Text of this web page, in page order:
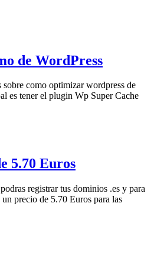
de WordPress
como optimizar wordpress de
es tener el plugin Wp Super Cache
5.70 Euros
registrar tus dominios .es y para
precio de 5.70 Euros para las